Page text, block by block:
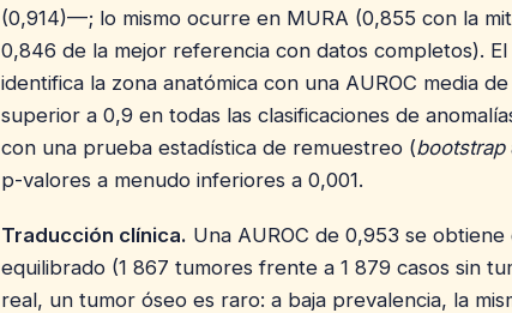
(0,914)—; lo mismo ocurre en MURA (0,855 con la
0,846 de la mejor referencia con datos completos).
identifica la zona anatómica con una AUROC media
superior a 0,9 en todas las clasificaciones de
con una prueba estadística de remuestreo (bootstrap
p-valores a menudo inferiores a 0,001.
Traducción clínica. Una AUROC de 0,953 se
equilibrado (1 867 tumores frente a 1 879 casos sin
real, un tumor óseo es raro: a baja prevalencia, la